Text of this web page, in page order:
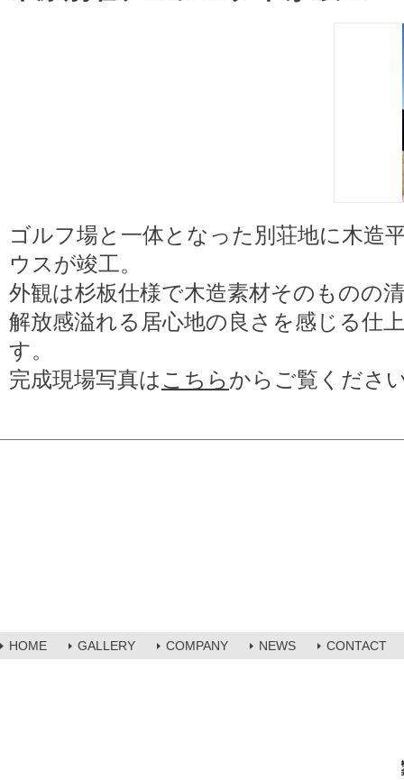
ゴルフ場と一体となった別荘地に木造
ウスが竣工。
外観は杉板仕様で木造素材そのものの
解放感溢れる居心地の良さを感じる仕
す。
完成現場写真は こちらからご覧くださ
HOME GALLERY COMPANY NEWS CONTACT